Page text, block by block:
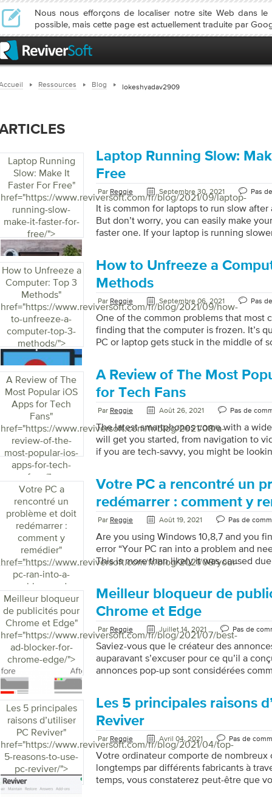
Nous nous efforçons de localiser notre site Web dans
possible, mais cette page est actuellement traduite par
Ressources Blog lokeshyadav2909
Laptop Running
Slow: Make It
Faster For Free"
href="https://www.reviversoft.com/fr/blog/2021/09/laptop-
running-slow-
make-it-faster-for-
free/">
Laptop Running Slow:
Free
Par Reggie Septembre 30, 2021 Pas
It is common for laptops to run slow after
But don’t worry, you can easily make
faster one. If your laptop is running
computer that takes longer to load and
to buy a new one just because the
can try […]
How to Unfreeze a
Computer: Top 3
Methods"
href="https://www.reviversoft.com/fr/blog/2021/09/how-
to-unfreeze-a-
computer-top-3-
methods/">
How to Unfreeze a
Methods
Par Reggie Septembre 06, 2021 Pas
One of the common problems that most
finding that the computer is frozen. It’s
PC or laptop gets stuck in the middle of
Then read on to find out three methods
computer. Understanding Why Your
knowing how to unfreeze a computer,
understand why it happens. Here are
your computer getting […]
A Review of The
Most Popular iOS
Apps for Tech
Fans"
href="https://www.reviversoft.com/fr/blog/2021/08/a-
review-of-the-
most-popular-ios-
apps-for-tech-
fans/">
A Review of The Most
for Tech Fans
Par Reggie Août 26, 2021 Pas de
The latest smartphones come with a
will get you started, from navigation to
if you are tech-savvy, you might be
many iOS apps are created to help users
dive in to find out about the most
Fluid Navigation Gestures We are
Votre PC a
rencontré un
problème et doit
redémarrer :
comment y
remédier"
href="https://www.reviversoft.com/fr/blog/2021/08/your-
pc-ran-into-a-
problem-and-
needs-to-restart-
how-to-fix/">
Votre PC a rencontré un
redémarrer : comment y
Par Reggie Août 19, 2021 Pas de
Are you using Windows 10,8,7 and you
error “Your PC ran into a problem and
This is more than likely it was caused
overheating, virus attack, or forceful
that you encounter the blue screen
into a problem is due to the above
we’ll focus on how best to solve the
solutions work […]
Meilleur bloqueur
de publicités pour
Chrome et Edge"
href="https://www.reviversoft.com/fr/blog/2021/07/best-
ad-blocker-for-
chrome-edge/">
Meilleur bloqueur de
Chrome et Edge
Par Reggie Juillet 14, 2021 Pas de
Saviez-vous que le créateur des
auparavant s’excuser pour ce qu’il a
annonces pop-up sont considérées
et autres formes d’annonces ont
haine du public. Il ne savait pas que les
son code pour nous envoyer autant de
Non seulement les publicités sont
consomment des données inutiles et
appareils. Surtout lorsque vous ne
Les 5 principales
raisons d’utiliser
PC Reviver"
href="https://www.reviversoft.com/fr/blog/2021/04/top-
5-reasons-to-use-
pc-reviver/">
Les 5 principales raisons
Reviver
Par Reggie Avril 04, 2021 Pas de
Votre ordinateur comporte de nombreux
longtemps par différents fabricants à
temps, vous constaterez peut-être que